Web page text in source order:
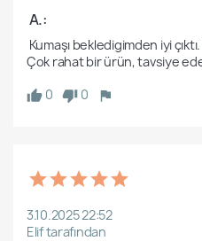
A.:
0
0
3.10.2025 22:52
Elif tarafından